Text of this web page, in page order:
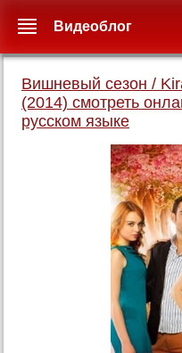
Вишневый сезон /
(2014) смотреть
русском языке
Видеоблог